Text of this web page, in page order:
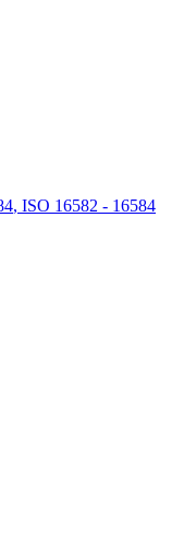
, ISO 16582 - 16584